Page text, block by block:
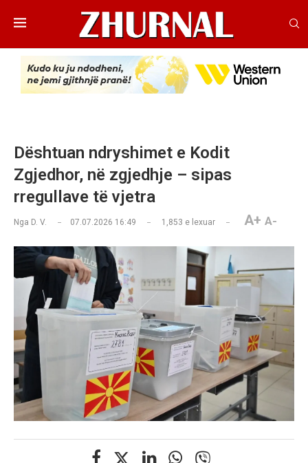
Dështuan ndryshimet e Kodit
Zgjedhor, në zgjedhje – sipas
rregullave të vjetra
Nga D. V. 07.07.2026 16:49 1,853 e lexuar A+ A-